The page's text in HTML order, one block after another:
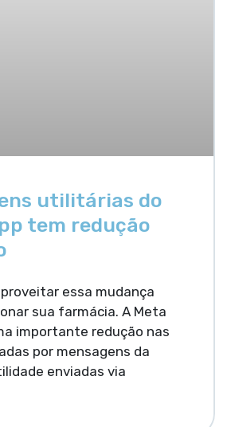
utilitárias do
tem redução
essa mudança
sua farmácia. A Meta
importante redução nas
por mensagens da
enviadas via